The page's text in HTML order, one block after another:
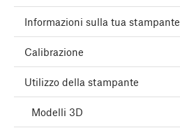
Informazioni sulla tua stampante
Calibrazione
Utilizzo della stampante
Modelli 3D